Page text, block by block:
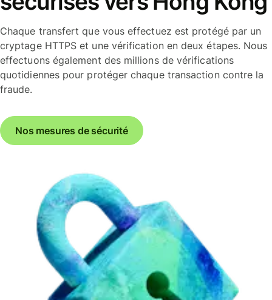
Chaque transfert que vous effectuez est protégé par un
cryptage HTTPS et une vérification en deux étapes. Nous
effectuons également des millions de vérifications
quotidiennes pour protéger chaque transaction contre la
fraude.
Nos mesures de sécurité